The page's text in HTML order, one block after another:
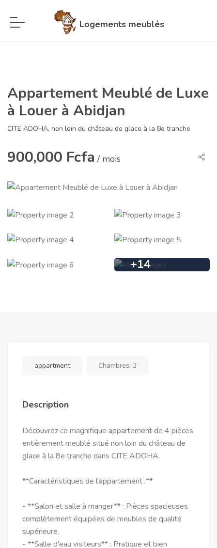
Logements meublés
Appartement Meublé de Luxe
à Louer à Abidjan
CITE ADOHA, non loin du château de glace à la 8e tranche
900,000 Fcfa / mois
+14
appartment Chambres: 3
Description
Découvrez ce magnifique appartement de 4 pièces
entièrement meublé situé non loin du château de
glace à la 8e tranche dans CITE ADOHA.
**Caractéristiques de l'appartement :**
- **Salon et salle à manger** : Pièces spacieuses
complètement équipées de meubles de qualité
supérieure.
- **Salle d'eau visiteurs** : Pratique et bien